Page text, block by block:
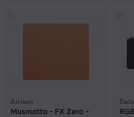
Artisan
Musmatta - FX Zero -